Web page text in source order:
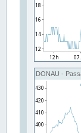
DONAU -